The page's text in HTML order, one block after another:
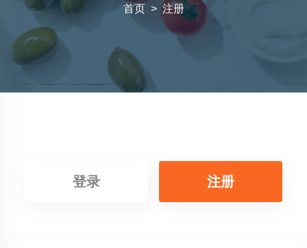
首页 注册
登录 注册